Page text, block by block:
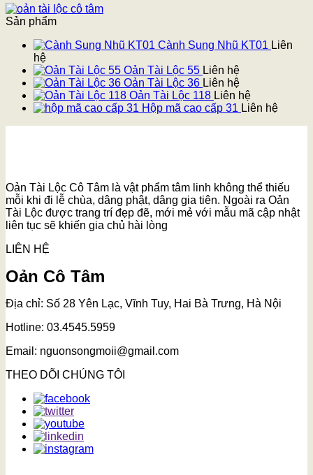
Sản phẩm
Cành Sung Nhũ KT01 Liên
hệ
Oản Tài Lộc 55 Liên hệ
Oản Tài Lộc 36 Liên hệ
Oản Tài Lộc 118 Liên hệ
Hộp mã cao cấp 31 Liên hệ
Oản Tài Lộc Cô Tâm là vật phẩm tâm linh không thể thiếu
mỗi khi đi lễ chùa, dâng phật, dâng gia tiên. Ngoài ra Oản
Tài Lộc được trang trí đẹp đẽ, mới mẻ với mẫu mã cập nhật
liên tục sẽ khiến gia chủ hài lòng
LIÊN HỆ
Oản Cô Tâm
Địa chỉ: Số 28 Yên Lạc, Vĩnh Tuy, Hai Bà Trưng, Hà Nội
Hotline: 03.4545.5959
Email: nguonsongmoii@gmail.com
THEO DÕI CHÚNG TÔI